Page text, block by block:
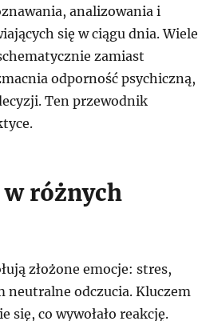
analizowania i
się w ciągu dnia. Wiele
zamiast
odporność psychiczną,
Ten przewodnik
w różnych
złożone emocje: stres,
neutralne odczucia. Kluczem
co wywołało reakcję.